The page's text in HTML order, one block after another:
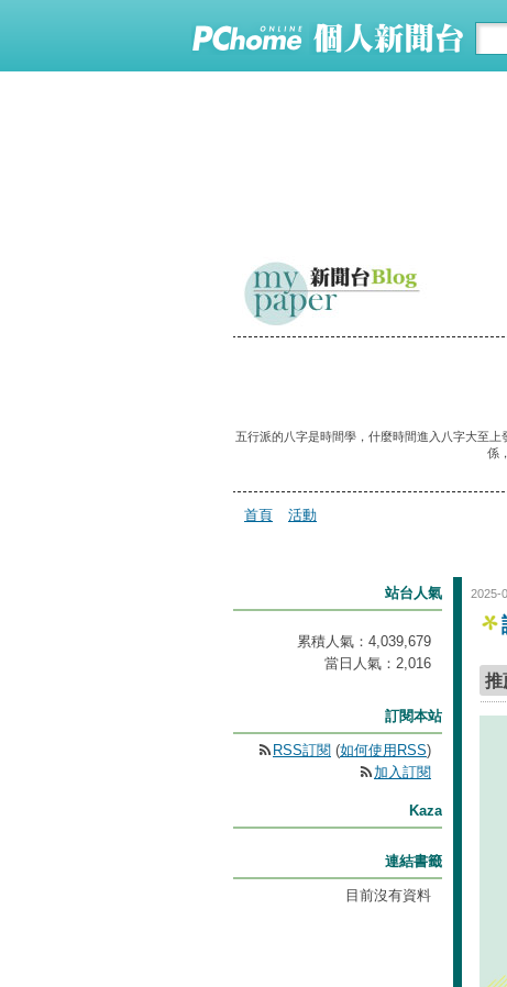
五行派的八字是時間學，什麼時間進入八字大至
係
首頁 活動
2025-
推
站台人氣
累積人氣： 4,039,679
當日人氣： 2,016
訂閱本站
RSS訂閱 (如何使用RSS)
加入訂閱
Kaza
連結書籤
目前沒有資料